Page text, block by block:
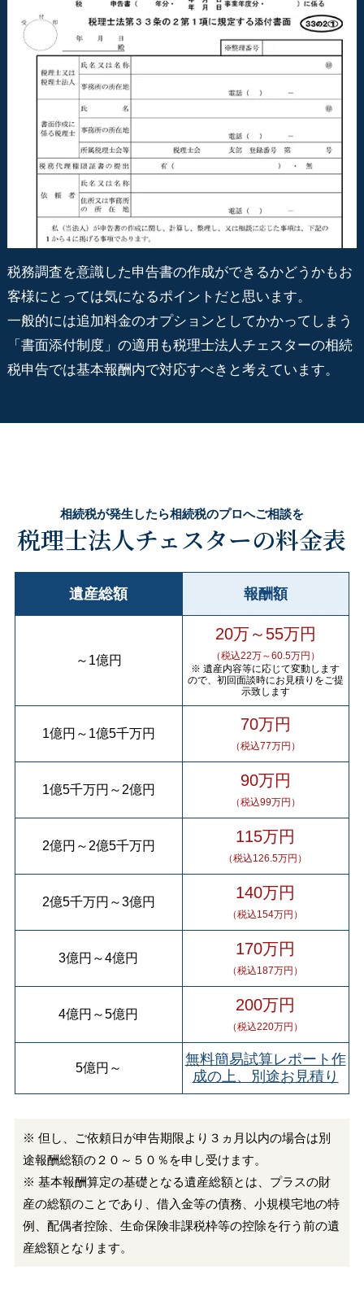
税務調査を意識した申告書の作成ができるかどうかもお
客様にとっては気になるポイントだと思います。
一般的には追加料金のオプションとしてかかってしまう
「書面添付制度」の適用も税理士法人チェスターの相続
税申告では基本報酬内で対応すべきと考えています。
相続税が発生したら相続税のプロへご相談を
税理士法人チェスターの料金表
遺産総額 報酬額
～ 1億円
20万～55万円
（税込22万～60.5万円）
※ 遺産内容等に応じて変動します
ので、初回面談時にお見積りをご提
示致します
1億円 ～ 1億5千万円 70万円
（税込77万円）
1億5千万円 ～ 2億円 90万円
（税込99万円）
2億円 ～ 2億5千万円 115万円
（税込126.5万円）
2億5千万円 ～3億円 140万円
（税込154万円）
3億円 ～4億円 170万円
（税込187万円）
4億円 ～5億円 200万円
（税込220万円）
5億円 ～
無料簡易試算レポート作
成の上、別途お見積り
※ 但し、ご依頼日が申告期限より３ヵ月以内の場合は別
途報酬総額の２０～５０％を申し受けます。
※ 基本報酬算定の基礎となる遺産総額とは、プラスの財
産の総額のことであり、借入金等の債務、小規模宅地の特
例、配偶者控除、生命保険非課税枠等の控除を行う前の遺
産総額となります。